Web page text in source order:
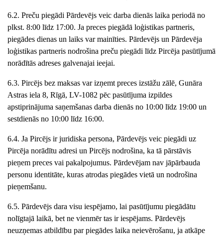
6.2. Preču piegādi Pārdevējs veic darba dienās laika periodā no
plkst. 8:00 līdz 17:00. Ja preces piegādā loģistikas partneris,
piegādes dienas un laiks var mainīties. Pārdevējs un Pārdevēja
loģistikas partneris nodrošina preču piegādi līdz Pircēja pasūtījumā
norādītās adreses galvenajai ieejai.
6.3. Pircējs bez maksas var izņemt preces izstāžu zālē, Gunāra
Astras iela 8, Rīgā, LV-1082 pēc pasūtījuma izpildes
apstiprinājuma saņemšanas darba dienās no 10:00 līdz 19:00 un
sestdienās no 10:00 līdz 16:00.
6.4. Ja Pircējs ir juridiska persona, Pārdevējs veic piegādi uz
Pircēja norādītu adresi un Pircējs nodrošina, ka tā pārstāvis
pieņem preces vai pakalpojumus. Pārdevējam nav jāpārbauda
personu identitāte, kuras atrodas piegādes vietā un nodrošina
pieņemšanu.
6.5. Pārdevējs dara visu iespējamo, lai pasūtījumu piegādātu
nolīgtajā laikā, bet ne vienmēr tas ir iespējams. Pārdevējs
neuzņemas atbildību par piegādes laika neievērošanu, ja atkāpe